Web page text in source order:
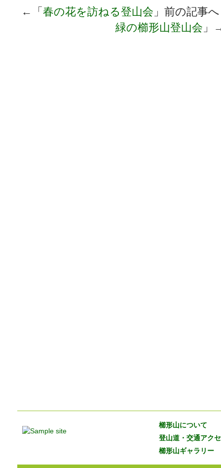
←「 春の花を訪ねる登山会 」前の記
緑の櫛形山登山会 」
櫛形山について
登山道・交通アク
櫛形山ギャラリー